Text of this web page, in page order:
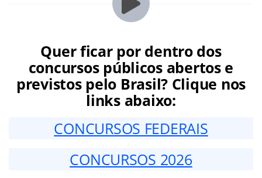
Quer ficar por dentro dos
concursos públicos abertos e
previstos pelo Brasil? Clique nos
links abaixo:
CONCURSOS FEDERAIS
CONCURSOS 2026